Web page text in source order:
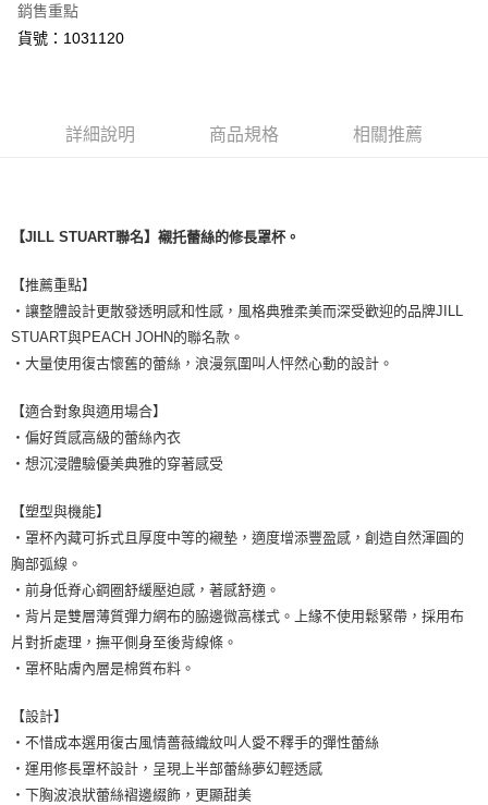
運送方式
全家取貨付款
每筆NT$9,999
7-11取貨付款
每筆NT$80，滿NT$1,500(含以上)免運費
每筆NT$80，滿NT$1,500(含以上)免運費
黑貓宅配
離島宅配
每筆NT$200，滿NT$1,500(含以上)免運費
銷售重點
貨號：1031120
詳細說明 商品規格 相關推薦
【JILL STUART聯名】襯托蕾絲的修長罩杯。
【推薦重點】
・讓整體設計更散發透明感和性感，風格典雅柔美而深受歡迎的品牌JILL
STUART與PEACH JOHN的聯名款。
・大量使用復古懷舊的蕾絲，浪漫氛圍叫人怦然心動的設計。
【適合對象與適用場合】
・偏好質感高級的蕾絲內衣
・想沉浸體驗優美典雅的穿著感受
【塑型與機能】
・罩杯內藏可拆式且厚度中等的襯墊，適度增添豐盈感，創造自然渾圓的
胸部弧線。
・前身低脊心鋼圈舒緩壓迫感，著感舒適。
・背片是雙層薄質彈力網布的脇邊微高樣式。上緣不使用鬆緊帶，採用布
片對折處理，撫平側身至後背線條。
・罩杯貼膚內層是棉質布料。
【設計】
・不惜成本選用復古風情薔薇織紋叫人愛不釋手的彈性蕾絲
・運用修長罩杯設計，呈現上半部蕾絲夢幻輕透感
・下胸波浪狀蕾絲褶邊綴飾，更顯甜美